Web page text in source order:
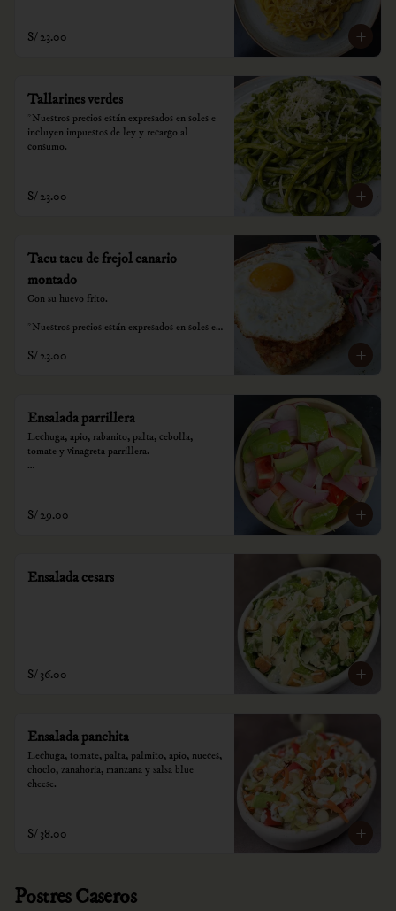
S/ 23.00
Tallarines verdes
*Nuestros precios están expresados en soles e
incluyen impuestos de ley y recargo al
consumo.
S/ 23.00
Tacu tacu de frejol canario
montado
Con su huevo frito.
*Nuestros precios están expresados en soles e
consumo.
S/ 23.00
Ensalada parrillera
Lechuga, apio, rabanito, palta, cebolla,
tomate y vinagreta parrillera.
consumo.
S/ 29.00
Ensalada cesars
S/ 36.00
Ensalada panchita
Lechuga, tomate, palta, palmito, apio, nueces,
choclo, zanahoria, manzana y salsa blue
cheese.
S/ 38.00
Postres Caseros